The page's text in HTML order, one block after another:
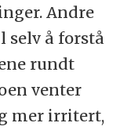
Andre
selv å forstå
rundt
venter
mer irritert,